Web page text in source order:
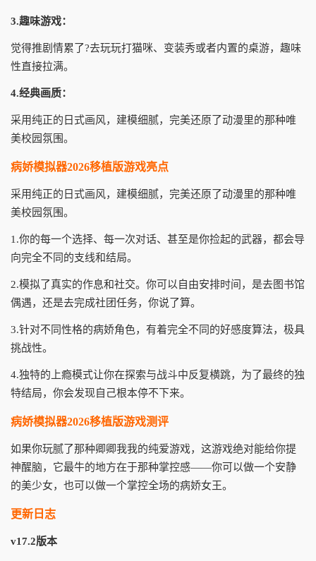
3.趣味游戏：
觉得推剧情累了?去玩玩打猫咪、变装秀或者内置的桌游，趣味
性直接拉满。
4.经典画质：
采用纯正的日式画风，建模细腻，完美还原了动漫里的那种唯
美校园氛围。
病娇模拟器2026移植版游戏亮点
采用纯正的日式画风，建模细腻，完美还原了动漫里的那种唯
美校园氛围。
1.你的每一个选择、每一次对话、甚至是你捡起的武器，都会导
向完全不同的支线和结局。
2.模拟了真实的作息和社交。你可以自由安排时间，是去图书馆
偶遇，还是去完成社团任务，你说了算。
3.针对不同性格的病娇角色，有着完全不同的好感度算法，极具
挑战性。
4.独特的上瘾模式让你在探索与战斗中反复横跳，为了最终的独
特结局，你会发现自己根本停不下来。
病娇模拟器2026移植版游戏测评
如果你玩腻了那种卿卿我我的纯爱游戏，这游戏绝对能给你提
神醒脑，它最牛的地方在于那种掌控感——你可以做一个安静
的美少女，也可以做一个掌控全场的病娇女王。
更新日志
v17.2版本